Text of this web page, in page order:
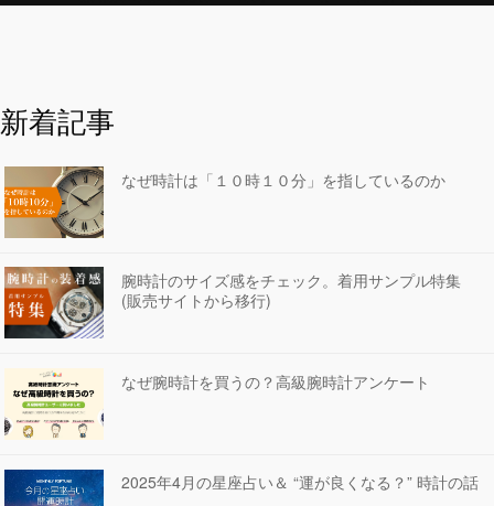
新着記事
なぜ時計は「１０時１０分」を指しているのか
腕時計のサイズ感をチェック。着用サンプル特集
(販売サイトから移行)
なぜ腕時計を買うの？高級腕時計アンケート
2025年4月の星座占い＆ “運が良くなる？” 時計の話